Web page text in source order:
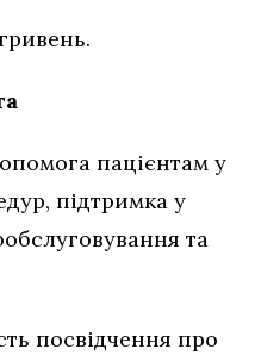
пацієнтам у
підтримка у
та
посвідчення про